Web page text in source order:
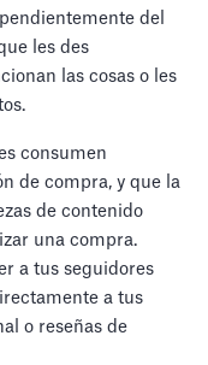
del
les des
las cosas o les
consumen
de compra, y que la
de contenido
una compra.
a tus seguidores
a tus
o reseñas de